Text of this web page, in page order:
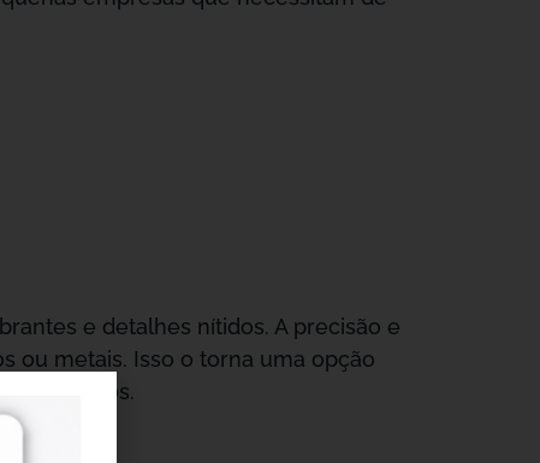
e detalhes nítidos. A precisão e
ou metais. Isso o torna uma opção
publicitários.